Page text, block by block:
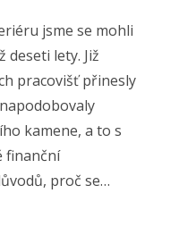
jsme se mohli
deseti lety. Již
pracovišť přinesly
kamene, a to s
finanční
proč se…